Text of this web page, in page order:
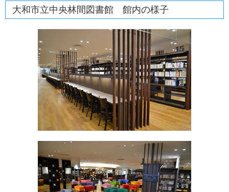
大和市立中央林間図書館 館内の様子